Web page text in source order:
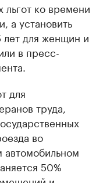
льгот ко времени
а установить
лет для женщин и
в пресс-
для
труда,
во
автомобильном
50%